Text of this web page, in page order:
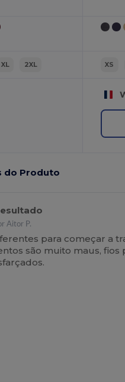
XL 2XL XS
do Produto
Aitor P.
para começar a
são muito maus,